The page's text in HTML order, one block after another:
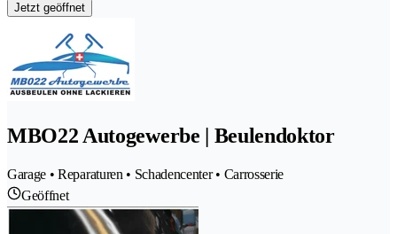
Jetzt geöffnet
MBO22 Autogewerbe | Beulendoktor
Garage • Reparaturen • Schadencenter • Carrosserie
Geöffnet